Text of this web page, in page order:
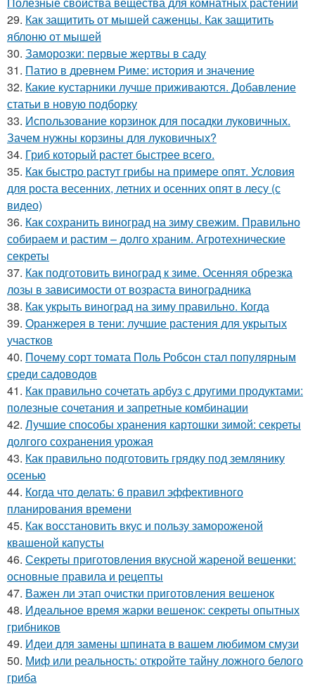
29. Как защитить от мышей саженцы. Как защитить
яблоню от мышей
30. Заморозки: первые жертвы в саду
31. Патио в древнем Риме: история и значение
32. Какие кустарники лучше приживаются. Добавление
статьи в новую подборку
33. Использование корзинок для посадки луковичных.
Зачем нужны корзины для луковичных?
34. Гриб который растет быстрее всего.
35. Как быстро растут грибы на примере опят. Условия
для роста весенних, летних и осенних опят в лесу (с
видео)
36. Как сохранить виноград на зиму свежим. Правильно
собираем и растим – долго храним. Агротехнические
секреты
37. Как подготовить виноград к зиме. Осенняя обрезка
лозы в зависимости от возраста виноградника
38. Как укрыть виноград на зиму правильно. Когда
39. Оранжерея в тени: лучшие растения для укрытых
участков
40. Почему сорт томата Поль Робсон стал популярным
среди садоводов
41. Как правильно сочетать арбуз с другими продуктами:
полезные сочетания и запретные комбинации
42. Лучшие способы хранения картошки зимой: секреты
долгого сохранения урожая
43. Как правильно подготовить грядку под землянику
осенью
44. Когда что делать: 6 правил эффективного
планирования времени
45. Как восстановить вкус и пользу замороженой
квашеной капусты
46. Секреты приготовления вкусной жареной вешенки:
основные правила и рецепты
47. Важен ли этап очистки приготовления вешенок
48. Идеальное время жарки вешенок: секреты опытных
грибников
49. Идеи для замены шпината в вашем любимом смузи
50. Миф или реальность: откройте тайну ложного белого
гриба